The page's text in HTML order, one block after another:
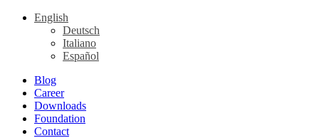
English
Deutsch
Italiano
Español
Blog
Career
Downloads
Foundation
Contact